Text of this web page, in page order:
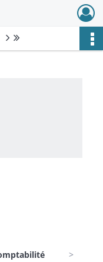
Page suivante : 1/2